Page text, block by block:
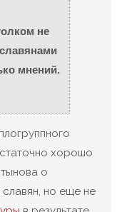
не
мнений.
хорошо
о
но еще не